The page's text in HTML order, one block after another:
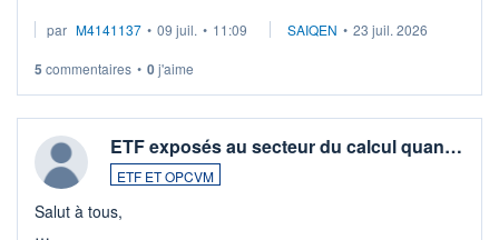
par M4141137 • 09 juil. • 11:09 SAIQEN • 23 juil. 2026
5 commentaires • 0j'aime
ETF exposés au secteur du calcul quan…
ETF ET OPCVM
Salut à tous,